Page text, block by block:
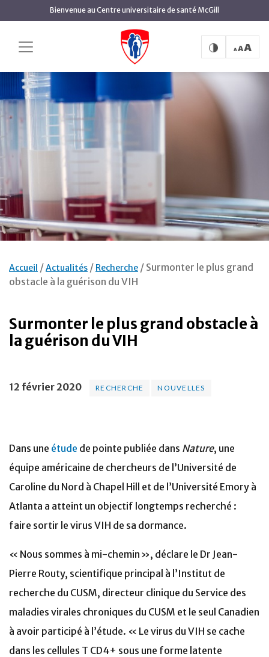
Aller
au
contenu
principal
Bienvenue au Centre universitaire de santé McGill
Accueil Actualités Recherche
Surmonter le plus grand
obstacle à la guérison du VIH
Surmonter le plus grand obstacle à
la guérison du VIH
12 février 2020 RECHERCHE NOUVELLES
Dans une étude de pointe publiée dans Nature, une
équipe américaine de chercheurs de l’Université de
Caroline du Nord à Chapel Hill et de l’Université Emory à
Atlanta a atteint un objectif longtemps recherché :
faire sortir le virus VIH de sa dormance.
« Nous sommes à mi-chemin », déclare le Dr Jean-
Pierre Routy, scientifique principal à l’Institut de
recherche du CUSM, directeur clinique du Service des
maladies virales chroniques du CUSM et le seul Canadien
à avoir participé à l’étude. « Le virus du VIH se cache
dans les cellules T CD4+ sous une forme latente